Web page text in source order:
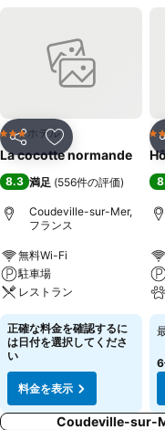
シェア お気に入りに追
3 ホテルのランク
ホテル
La cocotte normande
8.3 満足 (556件の評価)
Coudeville-sur-Mer,
フランス
無料Wi-Fi
駐車場
レストラン
正確な料金を確認するに
は日付を選択してくださ
い
料金を表示
3
6
Coudeville-sur-